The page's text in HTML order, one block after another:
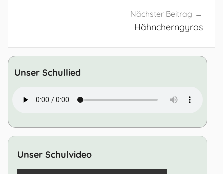
Nächster Beitrag
Hähncherngyros
Unser Schullied
Unser Schulvideo